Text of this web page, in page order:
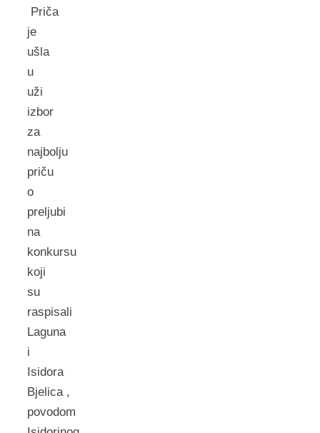
Priča
je
ušla
u
uži
izbor
za
najbolju
priču
o
preljubi
na
konkursu
koji
su
raspisali
Laguna
i
Isidora
Bjelica ,
povodom